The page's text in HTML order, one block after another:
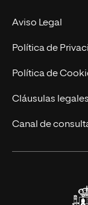
Experto
Postgrados
Cursos
Nuestro Equipo
Trabaja en UNIR
Actualidad
UNIR Revista
Eventos
Aviso Legal
Política de
Política de
Cláusulas
Canal de